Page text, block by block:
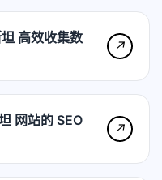
高效收集数
↗
网站的 SEO
↗